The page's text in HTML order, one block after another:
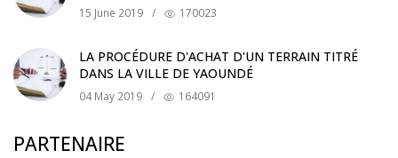
15 June 2019 / 170023
LA PROCÉDURE D'ACHAT D'UN TERRAIN TITRÉ
DANS LA VILLE DE YAOUNDÉ
04 May 2019 / 164091
PARTENAIRE